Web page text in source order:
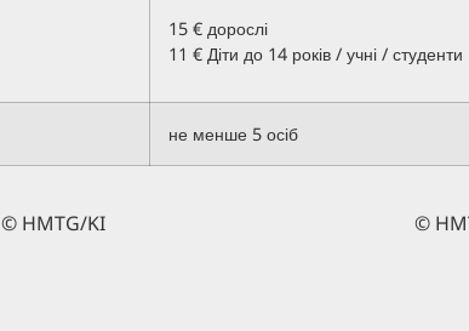
15 € дорослі
11 € Діти до 14 років / учні / студенти
не менше 5 осіб
© HMTG/KI ©